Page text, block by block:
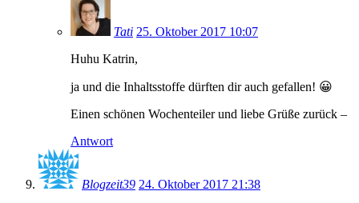
Tati 25. Oktober 2017 10:07
Huhu Katrin,
ja und die Inhaltsstoffe dürften dir auch gefallen! 😀
Einen schönen Wochenteiler und liebe Grüße zurück –
Antwort
Blogzeit39 24. Oktober 2017 21:38